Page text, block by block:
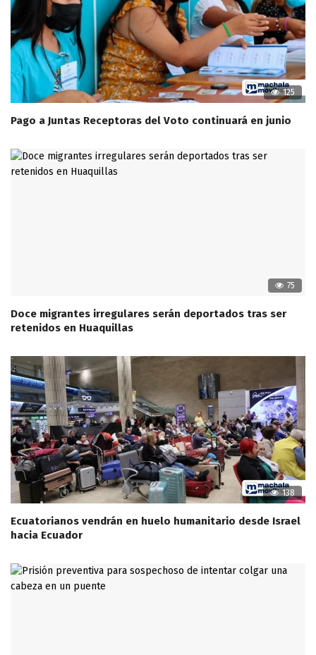
125
Pago a Juntas Receptoras del Voto continuará en junio
75
Doce migrantes irregulares serán deportados tras ser
retenidos en Huaquillas
138
Ecuatorianos vendrán en huelo humanitario desde Israel
hacia Ecuador